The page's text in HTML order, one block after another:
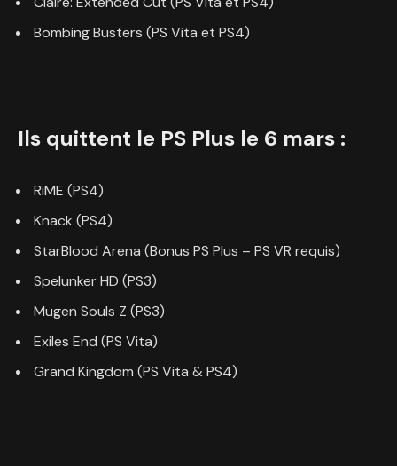
Bombing Busters (PS Vita et PS4)
Ils quittent le PS Plus le 6 mars :
RiME (PS4)
Knack (PS4)
StarBlood Arena (Bonus PS Plus – PS VR requis)
Spelunker HD (PS3)
Mugen Souls Z (PS3)
Exiles End (PS Vita)
Grand Kingdom (PS Vita & PS4)